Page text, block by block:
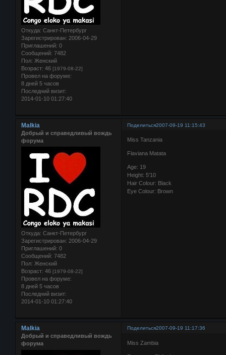
Откуда: Санкт-Петербург
Зарегистрирован: 2006-04-29
Приглашений: 0
Сообщений: 7482
Пол: Женский
Возраст: 46 [1979-08-22]
Провел на форуме:
8 дней 5 часов
Последний визит:
2014-01-10 01:27:40
Поделиться2007-09-19 11:15:43
Malkia
Добрый и справедливый вождь
форума
Откуда: Санкт-Петербург
Зарегистрирован: 2006-04-29
Приглашений: 0
Сообщений: 7482
Пол: Женский
Возраст: 46 [1979-08-22]
Провел на форуме:
8 дней 5 часов
Последний визит:
2014-01-10 01:27:40
Miss Tanzania
Flaviana Matata
Age: 19
Height: 5'10
Hair Colour: Black
Eye Colour: Brown
Поделиться2007-09-19 11:17:36
Malkia
Добрый и справедливый вождь
форума
Miss Zambia